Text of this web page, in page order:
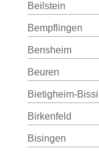
Beilstein
Bempflingen
Bensheim
Beuren
Bietigheim-
Birkenfeld
Bisingen